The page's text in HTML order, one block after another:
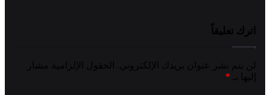
اترك تعليقاً
لن يتم نشر عنوان بريدك الإلكتروني.
الحقول الإلزامية مشار
إليها بـ *